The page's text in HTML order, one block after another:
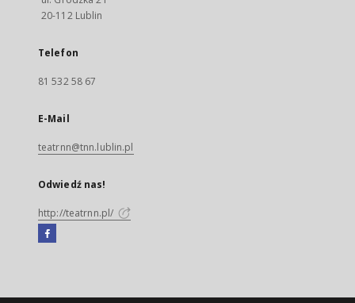
20-112 Lublin
Telefon
81 532 58 67
E-Mail
teatrnn@tnn.lublin.pl
Odwiedź nas!
http://teatrnn.pl/
Facebook
się